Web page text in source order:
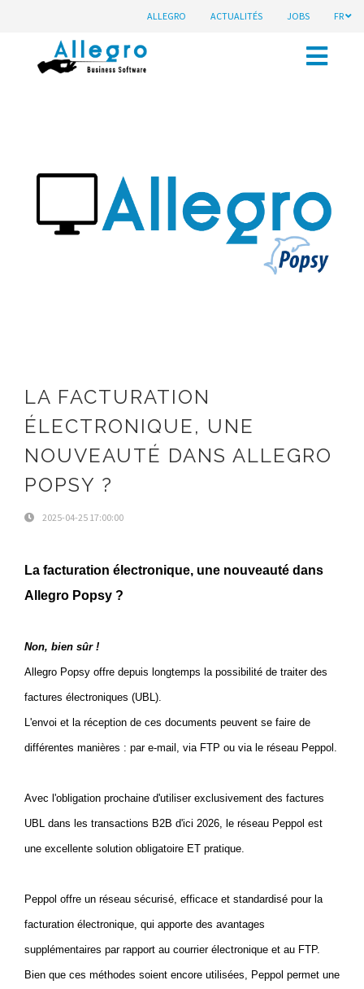
ALLEGRO ACTUALITÉS JOBS FR
LA FACTURATION
ÉLECTRONIQUE, UNE
NOUVEAUTÉ DANS ALLEGRO
POPSY ?
2025-04-25 17:00:00
La facturation électronique, une nouveauté dans
Allegro Popsy ?
Non, bien sûr !
Allegro Popsy offre depuis longtemps la possibilité de traiter des
factures électroniques (UBL).
L'envoi et la réception de ces documents peuvent se faire de
différentes manières : par e-mail, via FTP ou via le réseau Peppol.
Avec l'obligation prochaine d'utiliser exclusivement des factures
UBL dans les transactions B2B d'ici 2026, le réseau Peppol est
une excellente solution obligatoire ET pratique.
Peppol offre un réseau sécurisé, efficace et standardisé pour la
facturation électronique, qui apporte des avantages
supplémentaires par rapport au courrier électronique et au FTP.
Bien que ces méthodes soient encore utilisées, Peppol permet une